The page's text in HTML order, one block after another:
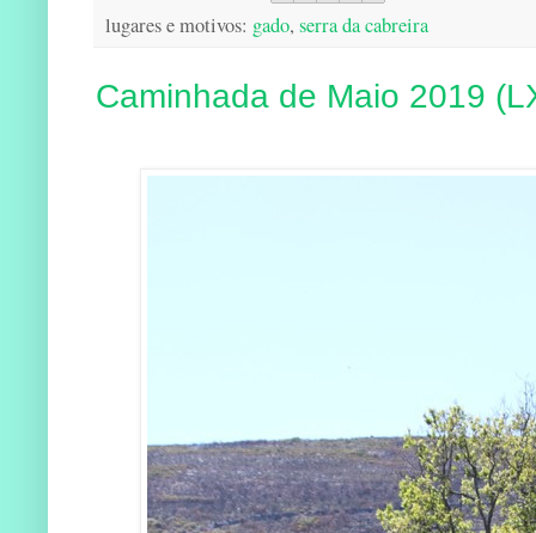
lugares e motivos: gado, serra da cabreira
Caminhada de Maio 2019